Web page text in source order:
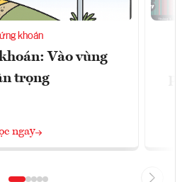
khoán
Vào vùng
trọng
ngay